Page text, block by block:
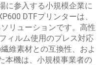
に参入する小規模企業に
DTFプリンターは、
リューションです。高性
ィルム使用のプレス対応
維素材との互換性、およ
本機は、小規模事業者の